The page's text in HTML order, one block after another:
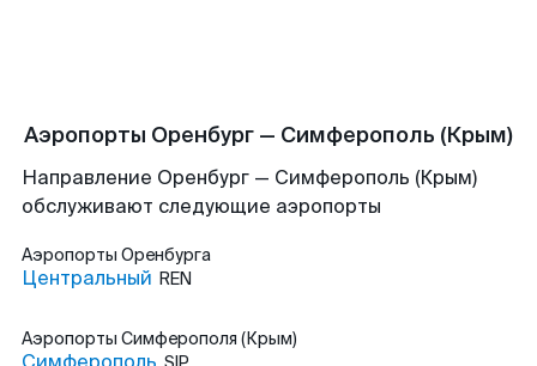
Аэропорты Оренбург — Симферополь (Крым)
Направление Оренбург — Симферополь (Крым)
обслуживают следующие аэропорты
Аэропорты Оренбурга
Центральный REN
Аэропорты Симферополя (Крым)